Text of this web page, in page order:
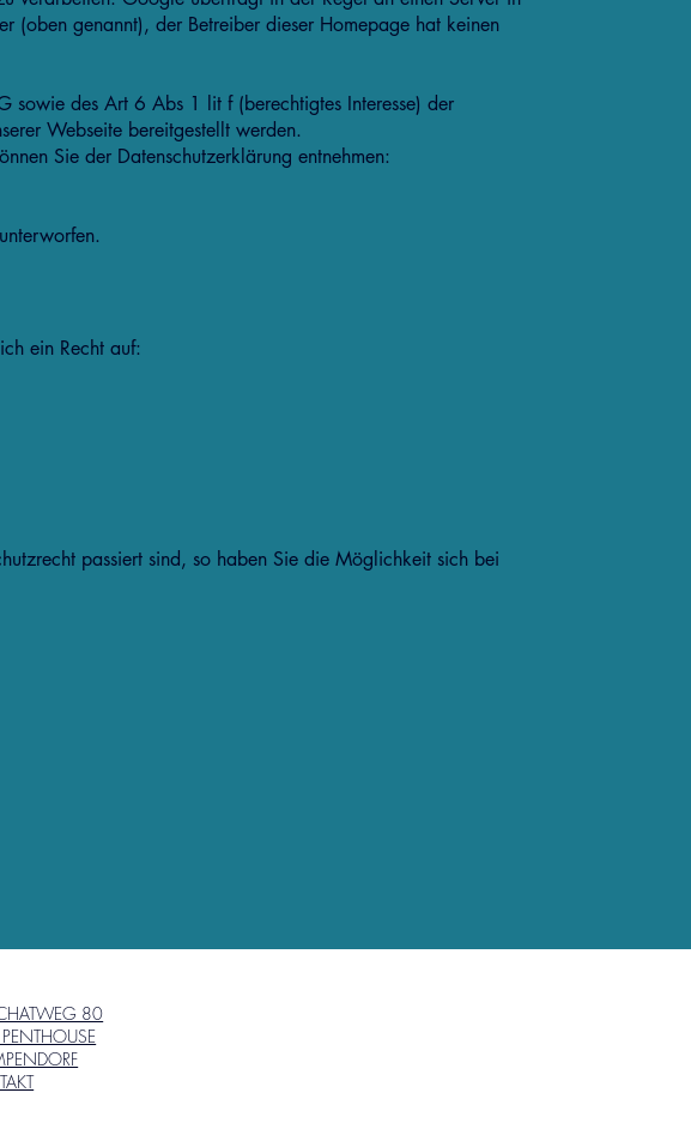
(oben genannt), der Betreiber dieser Homepage hat keinen
sowie des Art 6 Abs 1 lit f (berechtigtes Interesse) der
Webseite bereitgestellt werden.
Sie der Datenschutzerklärung entnehmen:
ein Recht auf:
passiert sind, so haben Sie die Möglichkeit sich bei
80